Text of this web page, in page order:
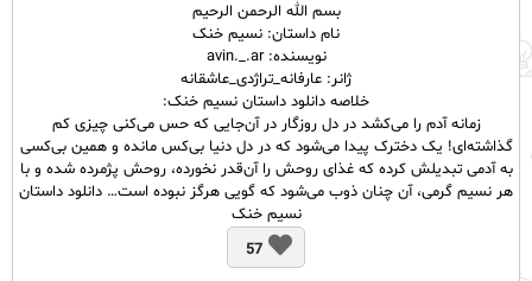
بسم الله الرحمن الرحیم
نام داستان: نسیم خنک
نویسنده: avin._.ar
ژانر: عارفانه_تراژدی_عاشقانه
خلاصه دانلود داستان نسیم خنک:
زمانه آدم را می‌کشد در دل روزگار در آن‌جایی که حس می‌کنی چیزی کم
گذاشته‌ای! یک دخترک پیدا می‌شود که در دل دنیا بی‌کس مانده و همین بی‌کسی
به آدمی تبدیلش کرده که غذای روحش را آن‌قدر نخورده، روحش پژمرده شده و با
هر نسیم گرمی، آن چنان ذوب می‌شود که گویی هرگز نبوده است… دانلود داستان
نسیم خنک
57